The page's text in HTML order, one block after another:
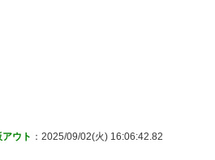
ウト ：2025/09/02(火) 16:06:42.82